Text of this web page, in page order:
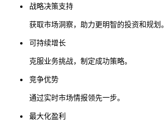
战略决策支持
获取市场洞察，助力更明智的投资和规划。
可持续增长
克服业务挑战，制定成功策略。
竞争优势
通过实时市场情报领先一步。
最大化盈利